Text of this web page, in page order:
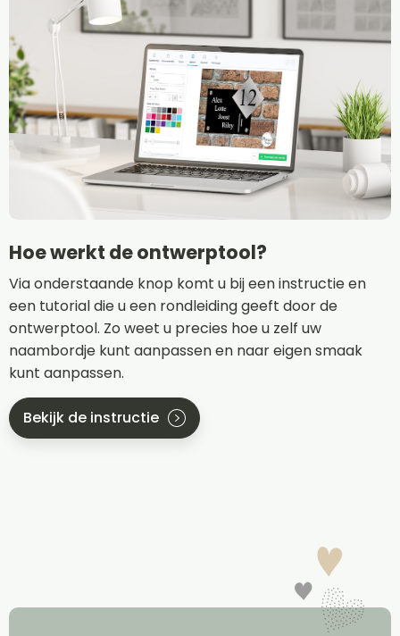
Hoe werkt de ontwerptool?
Via onderstaande knop komt u bij een instructie en
een tutorial die u een rondleiding geeft door de
ontwerptool. Zo weet u precies hoe u zelf uw
naambordje kunt aanpassen en naar eigen smaak
kunt aanpassen.
Bekijk de instructie